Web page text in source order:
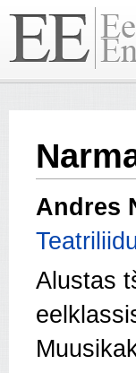
Andres
Alustas